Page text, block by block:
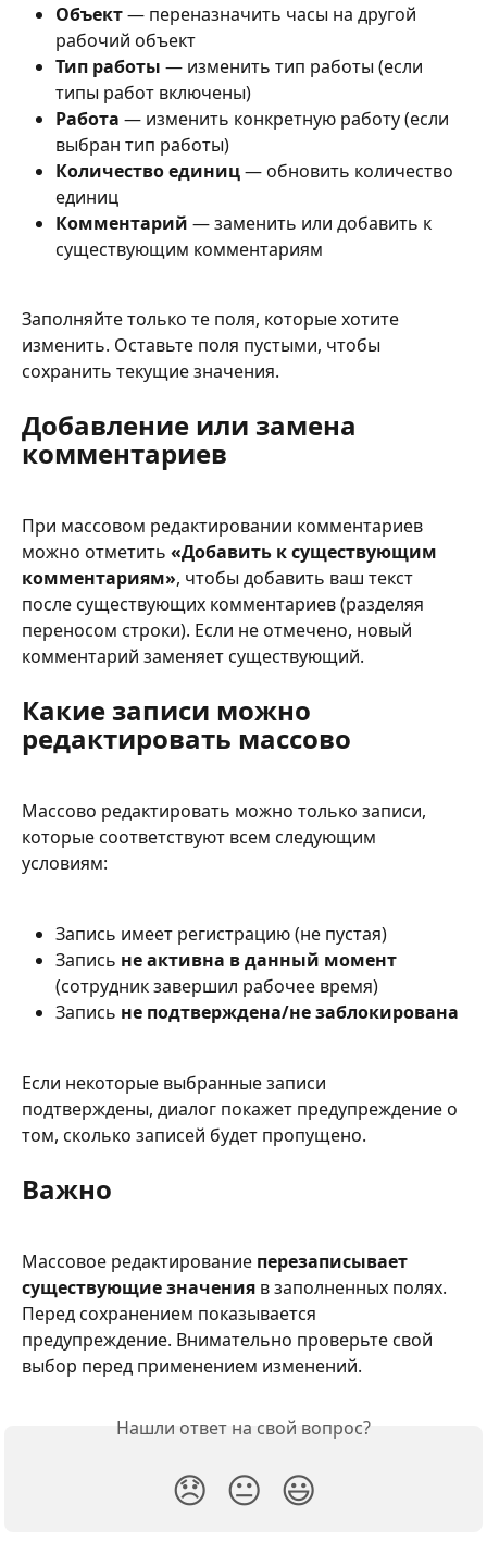
Объект — переназначить часы на другой
рабочий объект
Тип работы — изменить тип работы (если
типы работ включены)
Работа — изменить конкретную работу (если
выбран тип работы)
Количество единиц — обновить количество
единиц
Комментарий — заменить или добавить к
существующим комментариям
Заполняйте только те поля, которые хотите
изменить. Оставьте поля пустыми, чтобы
сохранить текущие значения.
Добавление или замена
комментариев
При массовом редактировании комментариев
можно отметить «Добавить к существующим
комментариям», чтобы добавить ваш текст
после существующих комментариев (разделяя
переносом строки). Если не отмечено, новый
комментарий заменяет существующий.
Какие записи можно
редактировать массово
Массово редактировать можно только записи,
которые соответствуют всем следующим
условиям:
Запись имеет регистрацию (не пустая)
Запись не активна в данный момент
(сотрудник завершил рабочее время)
Запись не подтверждена/не заблокирована
Если некоторые выбранные записи
подтверждены, диалог покажет предупреждение о
том, сколько записей будет пропущено.
Важно
Массовое редактирование перезаписывает
существующие значения в заполненных полях.
Перед сохранением показывается
предупреждение. Внимательно проверьте свой
выбор перед применением изменений.
Нашли ответ на свой вопрос?
😞 😐 😃